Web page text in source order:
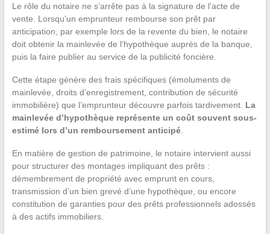
Le rôle du notaire ne s’arrête pas à la signature de l’acte de
vente. Lorsqu’un emprunteur rembourse son prêt par
anticipation, par exemple lors de la revente du bien, le notaire
doit obtenir la mainlevée de l’hypothèque auprès de la banque,
puis la faire publier au service de la publicité foncière.
Cette étape génère des frais spécifiques (émoluments de
mainlevée, droits d’enregistrement, contribution de sécurité
immobilière) que l’emprunteur découvre parfois tardivement. La
mainlevée d’hypothèque représente un coût souvent sous-
estimé lors d’un remboursement anticipé.
En matière de gestion de patrimoine, le notaire intervient aussi
pour structurer des montages impliquant des prêts :
démembrement de propriété avec emprunt en cours,
transmission d’un bien grevé d’une hypothèque, ou encore
constitution de garanties pour des prêts professionnels adossés
à des actifs immobiliers.